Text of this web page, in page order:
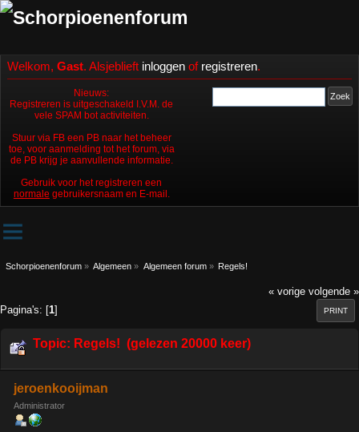
Welkom, Gast. Alsjeblieft inloggen of registreren.
Nieuws:
Registreren is uitgeschakeld I.V.M. de
vele SPAM bot activiteiten.
Stuur via FB een PB naar het beheer
toe, voor aanmelding tot het forum, via
de PB krijg je aanvullende informatie.
Gebruik voor het registreren een
normale gebruikersnaam en E-mail.
Schorpioenenforum» Algemeen » Algemeen forum» Regels!
« vorige volgende »
PRINT
Pagina's: [1]
Topic: Regels! (gelezen 20000 keer)
jeroenkooijman
Administrator